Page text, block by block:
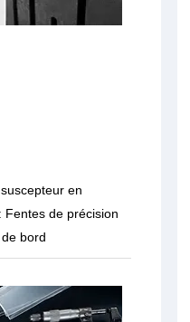
en
de précision
bord